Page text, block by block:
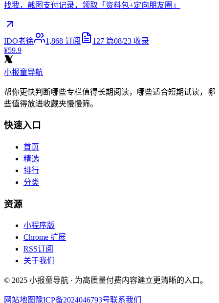
找我，截图支付记录，领取「资料包+定向朋友圈」
IDO老徐 1,868 订阅 127 篇08/23 收录
¥59.9
小报童导航
帮你更快判断哪些专栏值得长期阅读，哪些适合短期试读，哪
些值得放进收藏夹慢慢筛。
快速入口
首页
精选
排行
分类
资源
小程序版
Chrome 扩展
RSS订阅
关于我们
© 2025 小报童导航 · 为高质量付费内容建立更清晰的入口。
网站地图豫ICP备2024046793号联系我们